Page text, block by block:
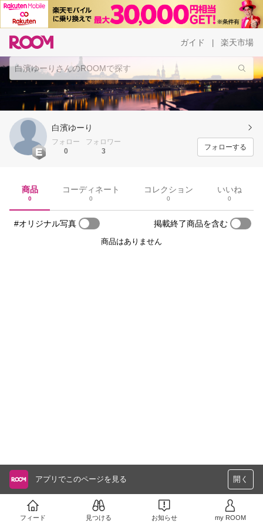
ガイド 楽天市場
白濱ゆーり
フォロー
0
フォロワー
3
フォローする
商品
0
コーディネート
0
コレクション
0
いいね
0
#オリジナル写真 掲載終了商品を含む
商品はありません
アプリでこのページを見る 開く
フィード 見つける お知らせ my ROOM